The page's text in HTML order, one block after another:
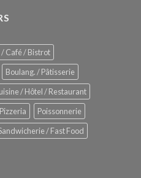
/ Café / Bistrot
Boulang. / Pâtisserie
/ Hôtel / Restaurant
Pizzeria
Poissonnerie
/ Fast Food